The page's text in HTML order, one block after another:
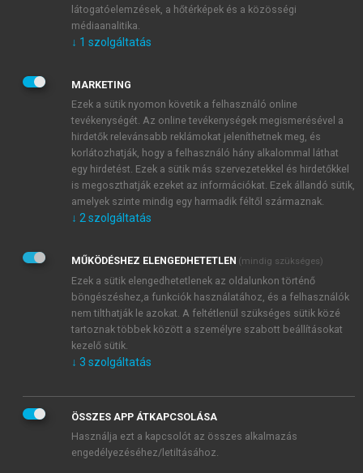
JELSZÓ
JELSZÓ ÚJRA
Kérek értesítést a MeRSZ újdonságairól, akcióiról.
Kérek értesítést az Akadémiai Kiadó Zrt. újdonságairól,
Adatkezelési tájékoztatóbanfoglaltakat tudomásul
veszem és elfogadom.
Általános vásárlási feltételeket, valamint a szotar.netés a
mersz.huoldalak licencszerződéseiben foglaltakat
tudomásul veszem és elfogadom.
KIPRÓBÁLOM
látogatóelemzések, a hőtérképek és a közösségi
médiaanalitika.
↓ 1 szolgáltatás
MARKETING
Ezek a sütik nyomon követik a felhasználó online
tevékenységét. Az online tevékenységek megismerésével a
hirdetők relevánsabb reklámokat jeleníthetnek meg, és
korlátozhatják, hogy a felhasználó hány alkalommal láthat
egy hirdetést. Ezek a sütik más szervezetekkel és hirdetőkkel
is megoszthatják ezeket az információkat. Ezek állandó sütik,
amelyek szinte mindig egy harmadik féltől származnak.
↓ 2 szolgáltatás
MŰKÖDÉSHEZ ELENGEDHETETLEN (mindig szükséges)
Ezek a sütik elengedhetetlenek az oldalunkon történő
böngészéshez,a funkciók használatához, és a felhasználók
nem tilthatják le azokat. A feltétlenül szükséges sütik közé
tartoznak többek között a személyre szabott beállításokat
kezelő sütik.
↓ 3 szolgáltatás
ÖSSZES APP ÁTKAPCSOLÁSA
Használja ezt a kapcsolót az összes alkalmazás
engedélyezéséhez/letiltásához.